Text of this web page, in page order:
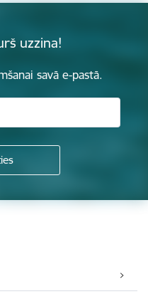
uzzina!
savā e-pastā.